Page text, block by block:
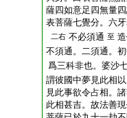
薩四如意足四無量
表菩薩七覺分。六
二右 不必須通 至
不須通。二須通。
爲三科非也。婆沙
謂彼國中夢見此相
見此事欲令占相。
此相甚吉。故法善